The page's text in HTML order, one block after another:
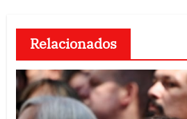
Relacionados